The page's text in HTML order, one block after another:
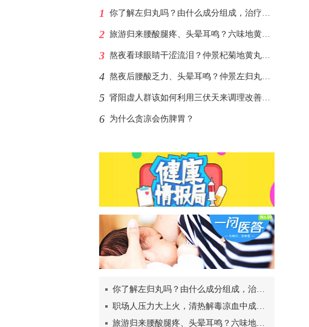
1 你了解左归丸吗？由什么成分组成，治疗肾阴虚？
2 旅游归来腰酸腿疼、头晕耳鸣？六味地黄丸助你补足肾阴支棱起来
3 熬夜看球眼睛干涩流泪？仲景杞菊地黄丸熬夜党的“护眼盾牌”
4 熬夜后腰酸乏力、头晕耳鸣？仲景左归丸帮你补回透支的肾阴
5 肾阳虚人群该如何利用三伏天来调理改善呢？
6 为什么贪凉会伤脾胃？
你了解左归丸吗？由什么成分组成，治疗肾阴虚？
职场人压力大上火，清热解毒凉血中成药帮你！
旅游归来腰酸腿疼、头晕耳鸣？六味地黄丸助你补足肾阴支棱起来